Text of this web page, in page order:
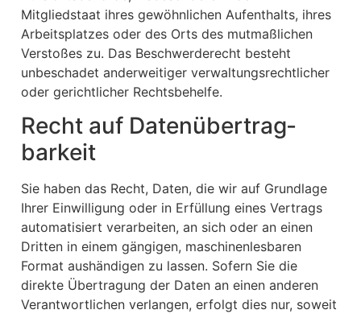
Mitgliedstaat ihres gewöhnlichen Aufenthalts, ihres
Arbeitsplatzes oder des Orts des mutmaßlichen
Verstoßes zu. Das Beschwerderecht besteht
unbeschadet anderweitiger verwaltungsrechtlicher
oder gerichtlicher Rechtsbehelfe.
Recht auf Daten­übertrag­
barkeit
Sie haben das Recht, Daten, die wir auf Grundlage
Ihrer Einwilligung oder in Erfüllung eines Vertrags
automatisiert verarbeiten, an sich oder an einen
Dritten in einem gängigen, maschinenlesbaren
Format aushändigen zu lassen. Sofern Sie die
direkte Übertragung der Daten an einen anderen
Verantwortlichen verlangen, erfolgt dies nur, soweit